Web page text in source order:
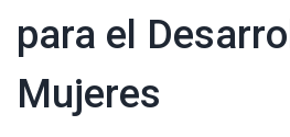
para el
Mujeres